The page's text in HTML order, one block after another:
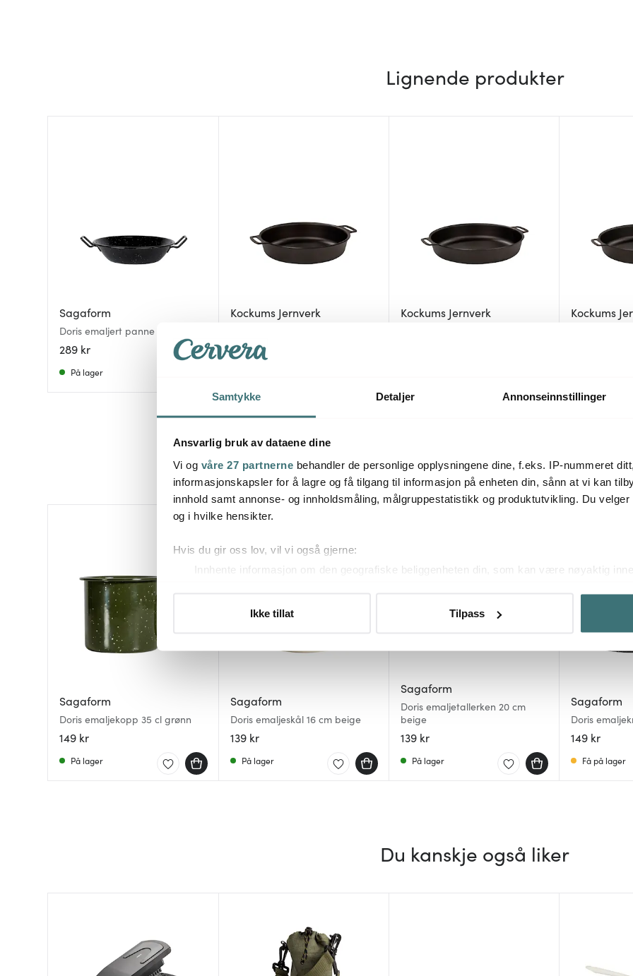
Samtykke Detaljer Annonseinnstillinger
Ansvarlig bruk av dataene dine
Vi og våre 27 partnerne behandler de personlige opplysningene dine, f.eks. IP-nummeret
informasjonskapsler for å lagre og få tilgang til informasjon på enheten din, sånn at vi kan
innhold samt annonse- og innholdsmåling, målgruppestatistikk og produktutvikling. Du
og i hvilke hensikter.
Hvis du gir oss lov, vil vi også gjerne:
Innhente informasjon om den geografiske beliggenheten din, som kan være nøyaktig
Du kan hele tiden endre eller trekke tilbake ditt samtykke fra erklæringen om
Vi bruker informasjonskapsler for å gi innhold og annonser et personlig preg, for å levere
sosiale medier, annonsering og analysearbeid, som kan kombinere den med annen
dem, eller som de har samlet inn gjennom din bruk av tjenestene deres.
Ikke tillat Tilpass
Lignende produkter
Sagaform
Doris emaljert panne liten svart
289 kr
På lager
Kockums Jernverk
599 kr
Kockums Jernverk Kockums
Mer fra samme serie
Sagaform
Doris emaljekopp 35 cl grønn
149 kr
På lager
Sagaform
Doris emaljeskål 16 cm beige
139 kr
På lager
Sagaform
Doris emaljetallerken 20 cm
beige
139 kr
På lager
Sagaform
Doris
149 kr
Få på lager
Du kanskje også liker